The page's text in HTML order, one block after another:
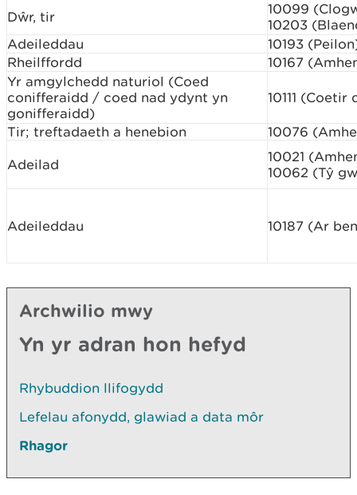
Dŵr, tir
10099
10203
Adeileddau
10193
Rheilffordd
10167
Yr amgylchedd naturiol (Coed
conifferaidd / coed nad ydynt yn
gonifferaidd)
10111
Tir; treftadaeth a henebion 10076
Adeilad
10021
10062 (Tŷ
Adeileddau 10187 (Ar
Archwilio mwy
Yn yr adran hon hefyd
Rhybuddion llifogydd
Lefelau afonydd, glawiad a data môr
Rhagor